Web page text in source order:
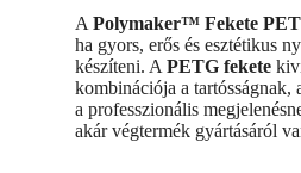
A Polymaker™ Fekete
ha gyors, erős és esztétikus
készíteni. A PETG fekete
kombinációja a tartósságnak,
a professzionális
akár végtermék gyártásáról